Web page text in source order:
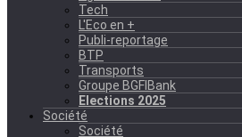
Tech
L'Eco en +
Publi-reportage
BTP
Transports
Groupe BGFIBank
Elections 2025
Société
Société